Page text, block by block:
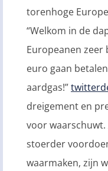
torenhoge
“Welkom in de
Europeanen
euro gaan
aardgas!”
dreigement en
voor waarschuwt.
stoerder
waarmaken, zijn